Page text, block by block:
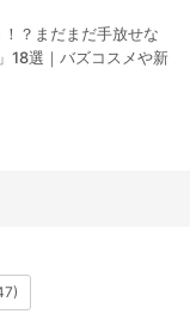
？まだまだ手放せな
18選｜バズコスメや新